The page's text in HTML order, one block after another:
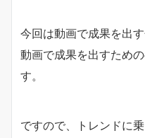
今回は動画で成果を出
動画で成果を出すため
す。
ですので、トレンドに